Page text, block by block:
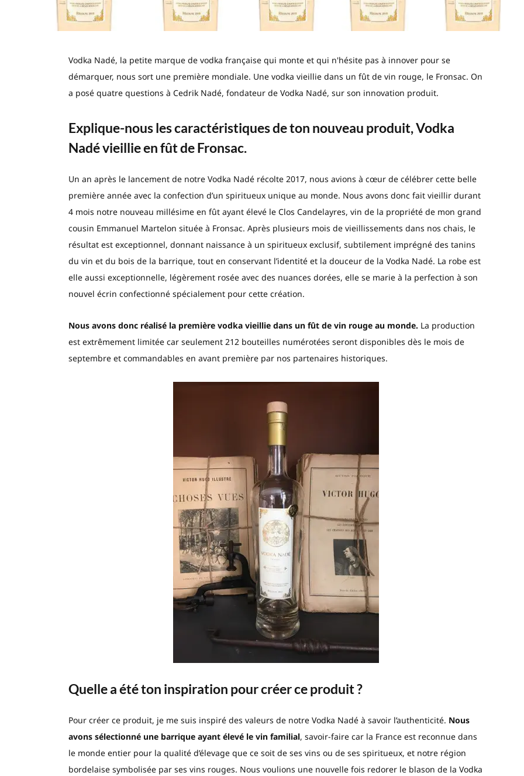
Vodka Nadé, la petite marque de vodka française qui monte et qui n'hésite pas à innover pour se
démarquer, nous sort une première mondiale. Une vodka vieillie dans un fût de vin rouge, le Fronsac. On
a posé quatre questions à Cedrik Nadé, fondateur de Vodka Nadé, sur son innovation produit.
Explique-nous les caractéristiques de ton nouveau produit, Vodka
Nadé vieillie en fût de Fronsac.
Un an après le lancement de notre Vodka Nadé récolte 2017, nous avions à cœur de célébrer cette belle
première année avec la confection d’un spiritueux unique au monde. Nous avons donc fait vieillir durant
4 mois notre nouveau millésime en fût ayant élevé le Clos Candelayres, vin de la propriété de mon grand
cousin Emmanuel Martelon située à Fronsac. Après plusieurs mois de vieillissements dans nos chais, le
résultat est exceptionnel, donnant naissance à un spiritueux exclusif, subtilement imprégné des tanins
du vin et du bois de la barrique, tout en conservant l’identité et la douceur de la Vodka Nadé. La robe est
elle aussi exceptionnelle, légèrement rosée avec des nuances dorées, elle se marie à la perfection à son
nouvel écrin confectionné spécialement pour cette création.
Nous avons donc réalisé la première vodka vieillie dans un fût de vin rouge au monde. La production
est extrêmement limitée car seulement 212 bouteilles numérotées seront disponibles dès le mois de
septembre et commandables en avant première par nos partenaires historiques.
Quelle a été ton inspiration pour créer ce produit ?
Pour créer ce produit, je me suis inspiré des valeurs de notre Vodka Nadé à savoir l’authenticité. Nous
avons sélectionné une barrique ayant élevé le vin familial, savoir-faire car la France est reconnue dans
le monde entier pour la qualité d’élevage que ce soit de ses vins ou de ses spiritueux, et notre région
bordelaise symbolisée par ses vins rouges. Nous voulions une nouvelle fois redorer le blason de la Vodka